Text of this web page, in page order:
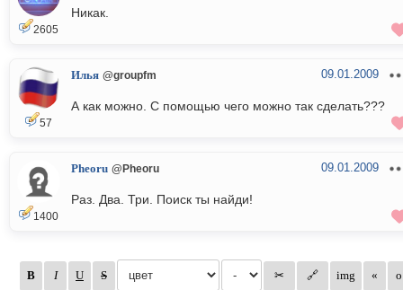
2605
Никак.
57
Илья @groupfm 09.01.2009
А как можно. С помощью чего можно так сделать???
1400
Pheoru @Pheoru 09.01.2009
Раз. Два. Три. Поиск ты найди!